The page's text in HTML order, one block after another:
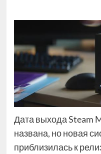
Дата выхода Steam
названа, но новая
приблизилась к